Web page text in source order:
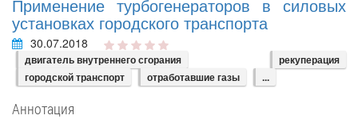
Применение турбогенераторов в силовых
установках городского транспорта
30.07.2018
двигатель внутреннего сгорания
рекуперация
городской транспорт
отработавшие газы ...
Аннотация